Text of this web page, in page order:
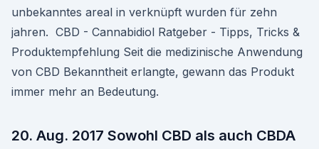
unbekanntes areal in verknüpft wurden für zehn
jahren. ️ CBD - Cannabidiol Ratgeber - Tipps, Tricks &
Produktempfehlung Seit die medizinische Anwendung
von CBD Bekanntheit erlangte, gewann das Produkt
immer mehr an Bedeutung.
20. Aug. 2017 Sowohl CBD als auch CBDA